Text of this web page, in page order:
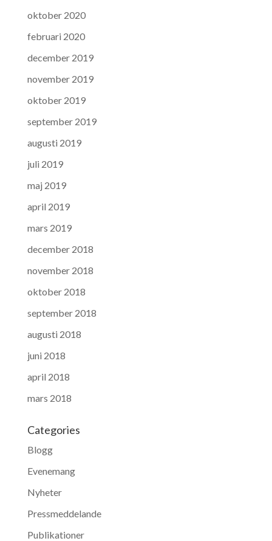
oktober 2020
februari 2020
december 2019
november 2019
oktober 2019
september 2019
augusti 2019
juli 2019
maj 2019
april 2019
mars 2019
december 2018
november 2018
oktober 2018
september 2018
augusti 2018
juni 2018
april 2018
mars 2018
Categories
Blogg
Evenemang
Nyheter
Pressmeddelande
Publikationer